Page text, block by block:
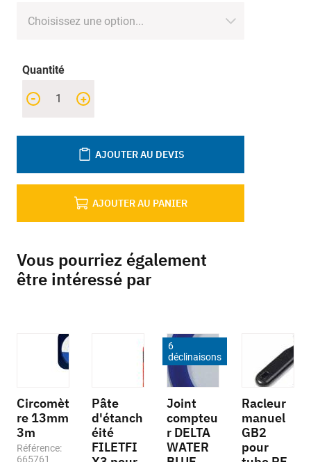
Quantité
+
-
AJOUTER AU PANIER
AJOUTER AU DEVIS
Vous pourriez également
être intéressé par
Circomèt
re 13mm
3m
Référence:
665761
Pâte
d'étanch
éité
FILETFI
6
déclinaisons
Joint
compteu
r DELTA
WATER
Racleur
manuel
GB2
pour